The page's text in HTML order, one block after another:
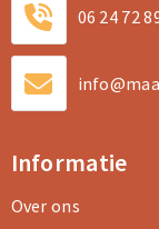
06 24 72
Informatie
Over ons